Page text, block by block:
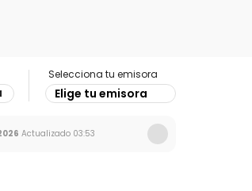
Selecciona tu emisora
Elige tu emisora
Actualizado 03:53